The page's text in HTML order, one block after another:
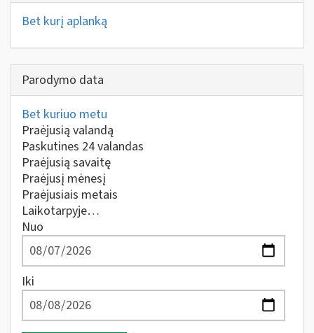
Bet kurį aplanką
Parodymo data
Bet kuriuo metu
Praėjusią valandą
Paskutines 24 valandas
Praėjusią savaitę
Praėjusį mėnesį
Praėjusiais metais
Laikotarpyje…
Nuo
Iki